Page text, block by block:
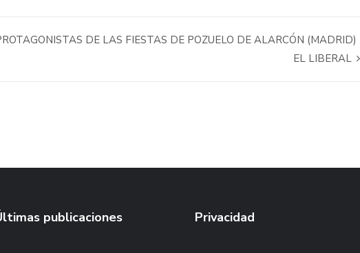
DE LAS FIESTAS DE POZUELO DE ALARCÓN (MADRID)
EL LIBERAL
publicaciones Privacidad